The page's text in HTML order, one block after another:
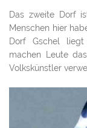
Das zweite Dorf
Menschen hier
Dorf Gschel
machen Leute
Volkskünstler